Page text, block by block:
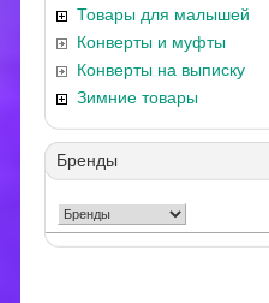
Товары для малышей
Конверты и муфты
Конверты на выписку
Зимние товары
Бренды